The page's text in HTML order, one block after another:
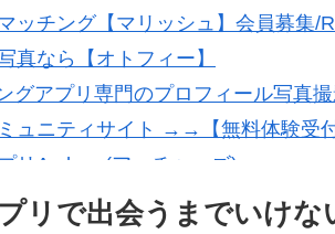
ッチング【マリッシュ】会員募集/
真なら【オトフィー】
グアプリ専門のプロフィール写真
ュニティサイト →→【無料体験
リArchers(アーチャーズ)
リで出会うまでいけ